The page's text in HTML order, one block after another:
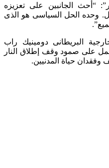
“أحث الجانبين على تعزيزه
وحده الحل السياسى هو الذى
البريطانى دومينيك راب
على صمود وقف إطلاق النار
وفقدان حياة المدنيين.